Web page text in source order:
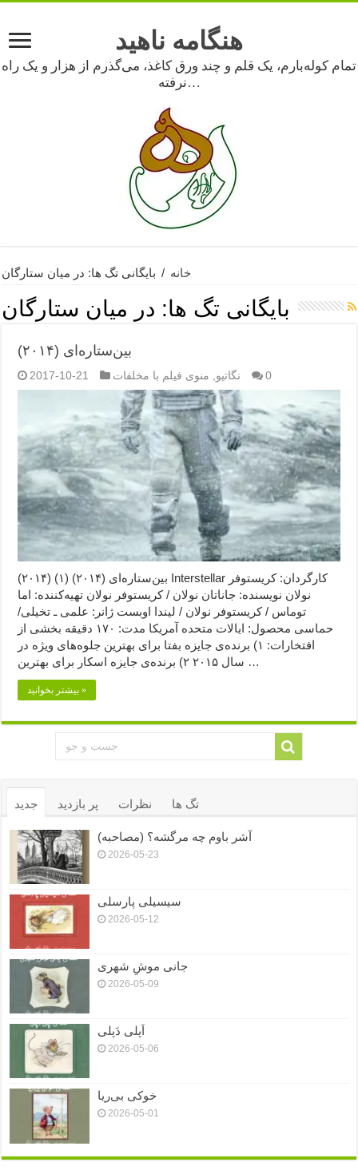
هنگامه ناهید
تمام کوله‌بارم، یک قلم و چند ورق کاغذ، می‌گذرم از هزار و یک راه
نرفته…
خانه / بایگانی تگ ها: در میان ستارگان
بایگانی تگ ها: در میان ستارگان
بین‌ستاره‌ای (۲۰۱۴)
2017-10-21 نگاتیو منوی فیلم با مخلفات 0
بین‌ستاره‌ای (۲۰۱۴) (۱) (۲۰۱۴) Interstellar کارگردان: کریستوفر
نولان نویسنده: جاناتان نولان / کریستوفر نولان تهیه‌کننده: اما
توماس / کریستوفر نولان / لیندا اوبست ژانر: علمی ـ تخیلی/
حماسی محصول: ایالات متحده آمریکا مدت: ۱۷۰ دقیقه بخشی از
افتخارات: ۱) برنده‌ی جایزه بفتا برای بهترین جلوه‌های ویژه در
سال ۲۰۱۵ ۲) برنده‌ی جایزه اسکار برای بهترین …
بیشتر بخوانید »
جدید پر بازدید نظرات تگ ها
آشر باوم چه مرگشه؟ (مصاحبه)
2026-05-23
سیسیلی پارسلی
2026-05-12
جانی موشِ شهری
2026-05-09
اَپلی دَپلی
2026-05-06
خوکی بی‌ریا
2026-05-01